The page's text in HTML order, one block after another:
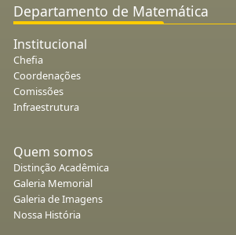
Departamento de Matemática
Institucional
Chefia
Coordenações
Comissões
Infraestrutura
Quem somos
Distinção Acadêmica
Galeria Memorial
Galeria de Imagens
Nossa História